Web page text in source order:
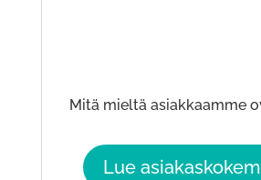
Mitä mieltä asiakkaamme
Lue